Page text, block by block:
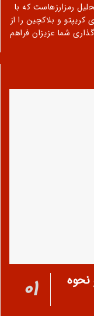
رمزارزهاست که با
و بلاکچین را از
شما عزیزان فراهم